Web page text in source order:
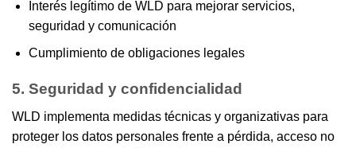
Interés legítimo de WLD para mejorar servicios,
seguridad y comunicación
Cumplimiento de obligaciones legales
5. Seguridad y confidencialidad
WLD implementa medidas técnicas y organizativas para
proteger los datos personales frente a pérdida, acceso no